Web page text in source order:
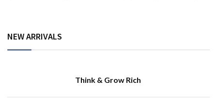
NEW ARRIVALS
Think & Grow Rich